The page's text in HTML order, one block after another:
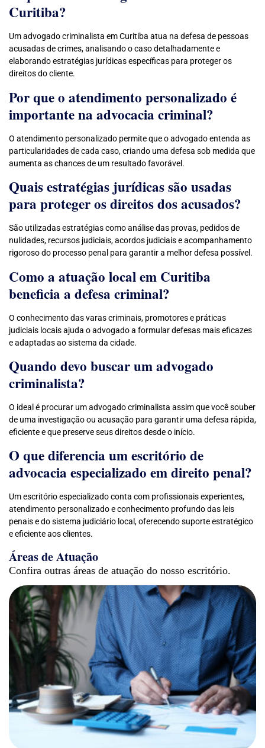
Curitiba?
Um advogado criminalista em Curitiba atua na defesa de pessoas
acusadas de crimes, analisando o caso detalhadamente e
elaborando estratégias jurídicas específicas para proteger os
direitos do cliente.
Por que o atendimento personalizado é
importante na advocacia criminal?
O atendimento personalizado permite que o advogado entenda as
particularidades de cada caso, criando uma defesa sob medida que
aumenta as chances de um resultado favorável.
Quais estratégias jurídicas são usadas
para proteger os direitos dos acusados?
São utilizadas estratégias como análise das provas, pedidos de
nulidades, recursos judiciais, acordos judiciais e acompanhamento
rigoroso do processo penal para garantir a melhor defesa possível.
Como a atuação local em Curitiba
beneficia a defesa criminal?
O conhecimento das varas criminais, promotores e práticas
judiciais locais ajuda o advogado a formular defesas mais eficazes
e adaptadas ao sistema da cidade.
Quando devo buscar um advogado
criminalista?
O ideal é procurar um advogado criminalista assim que você souber
de uma investigação ou acusação para garantir uma defesa rápida,
eficiente e que preserve seus direitos desde o início.
O que diferencia um escritório de
advocacia especializado em direito penal?
Um escritório especializado conta com profissionais experientes,
atendimento personalizado e conhecimento profundo das leis
penais e do sistema judiciário local, oferecendo suporte estratégico
e eficiente aos clientes.
Áreas de Atuação
Confira outras áreas de atuação do nosso escritório.